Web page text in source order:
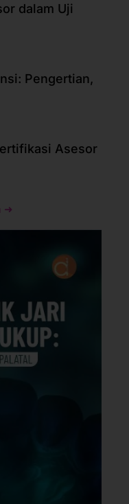
dalam Uji
Pengertian,
Asesor
➜